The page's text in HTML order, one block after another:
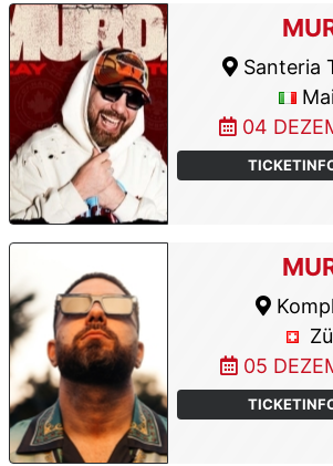
Santeria
04
05